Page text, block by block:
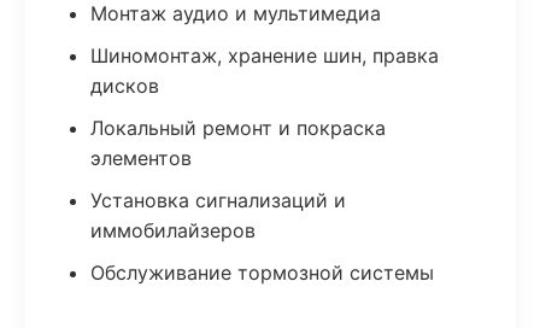
Монтаж аудио и мультимедиа
Шиномонтаж, хранение шин, правка
дисков
Локальный ремонт и покраска
элементов
Установка сигнализаций и
иммобилайзеров
Обслуживание тормозной системы